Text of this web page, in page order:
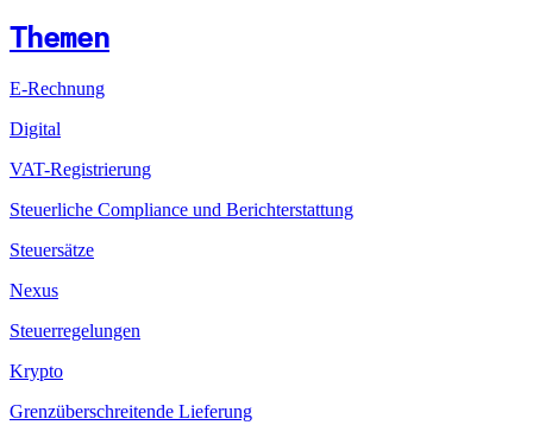
Themen
E-Rechnung
Digital
VAT-Registrierung
Steuerliche Compliance und Berichterstattung
Steuersätze
Nexus
Steuerregelungen
Krypto
Grenzüberschreitende Lieferung